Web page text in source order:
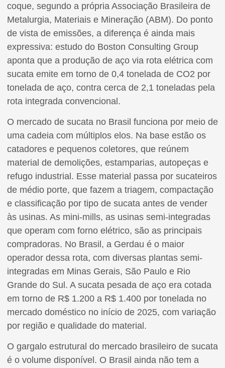
coque, segundo a própria Associação Brasileira de
Metalurgia, Materiais e Mineração (ABM). Do ponto
de vista de emissões, a diferença é ainda mais
expressiva: estudo do Boston Consulting Group
aponta que a produção de aço via rota elétrica com
sucata emite em torno de 0,4 tonelada de CO2 por
tonelada de aço, contra cerca de 2,1 toneladas pela
rota integrada convencional.
O mercado de sucata no Brasil funciona por meio de
uma cadeia com múltiplos elos. Na base estão os
catadores e pequenos coletores, que reúnem
material de demolições, estamparias, autopeças e
refugo industrial. Esse material passa por sucateiros
de médio porte, que fazem a triagem, compactação
e classificação por tipo de sucata antes de vender
às usinas. As mini-mills, as usinas semi-integradas
que operam com forno elétrico, são as principais
compradoras. No Brasil, a Gerdau é o maior
operador dessa rota, com diversas plantas semi-
integradas em Minas Gerais, São Paulo e Rio
Grande do Sul. A sucata pesada de aço era cotada
em torno de R$ 1.200 a R$ 1.400 por tonelada no
mercado doméstico no início de 2025, com variação
por região e qualidade do material.
O gargalo estrutural do mercado brasileiro de sucata
é o volume disponível. O Brasil ainda não tem a